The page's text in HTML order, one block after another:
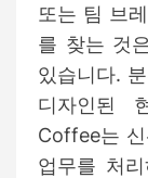
또는 팀 브
를 찾는 것
있습니다.
디자인된
Coffee는
업무를 처